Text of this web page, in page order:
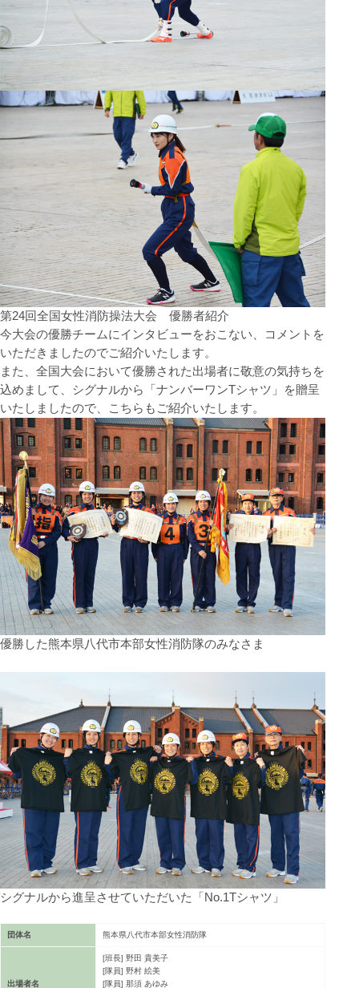
第24回全国女性消防操法大会 優勝者紹介
今大会の優勝チームにインタビューをおこない、コメントを
いただきましたのでご紹介いたします。
また、全国大会において優勝された出場者に敬意の気持ちを
込めまして、シグナルから「ナンバーワンTシャツ」を贈呈
いたしましたので、こちらもご紹介いたします。
優勝した熊本県八代市本部女性消防隊のみなさま
シグナルから進呈させていただいた「No.1Tシャツ」
団体名 熊本県八代市本部女性消防隊
出場者名
[班長] 野田 貴美子
[隊員] 野村 絵美
[隊員] 那須 あゆみ